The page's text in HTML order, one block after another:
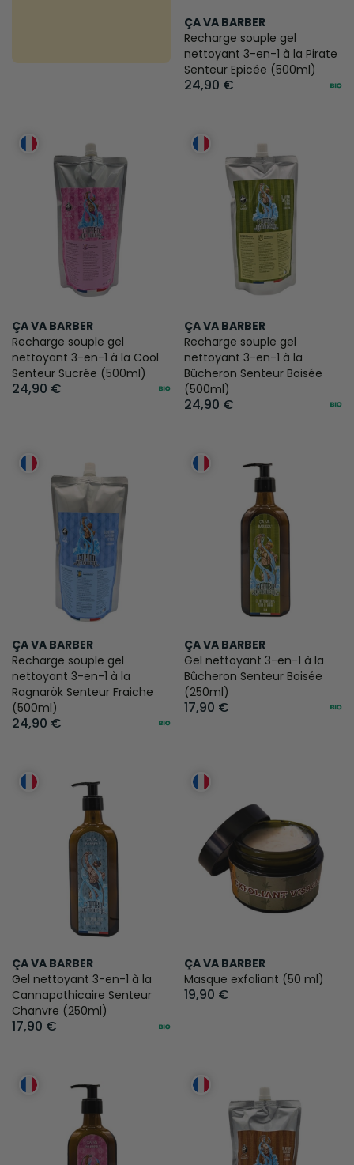
ÇA VA BARBER
Recharge souple gel
nettoyant 3-en-1 à la Pirate
Senteur Epicée (500ml)
24,90 €
ÇA VA BARBER
Recharge souple gel
nettoyant 3-en-1 à la Cool
Senteur Sucrée (500ml)
24,90 €
ÇA VA BARBER
Recharge souple gel
nettoyant 3-en-1 à la
Bûcheron Senteur Boisée
(500ml)
24,90 €
ÇA VA BARBER
Recharge souple gel
nettoyant 3-en-1 à la
Ragnarök Senteur Fraiche
(500ml)
24,90 €
ÇA VA BARBER
Gel nettoyant 3-en-1 à la
Bûcheron Senteur Boisée
(250ml)
17,90 €
ÇA VA BARBER
Gel nettoyant 3-en-1 à la
Cannapothicaire Senteur
Chanvre (250ml)
17,90 €
ÇA VA BARBER
Masque exfoliant (50 ml)
19,90 €